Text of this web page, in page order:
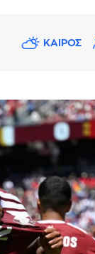
ΚΑΙΡΟΣ